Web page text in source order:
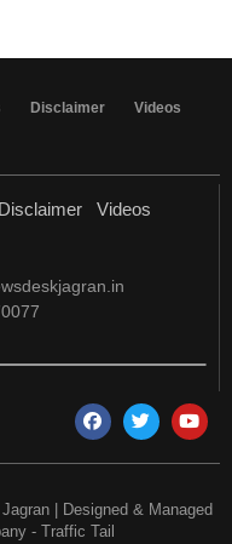
Disclaimer
Videos
Disclaimer
Videos
| Designed & Managed
- Traffic Tail